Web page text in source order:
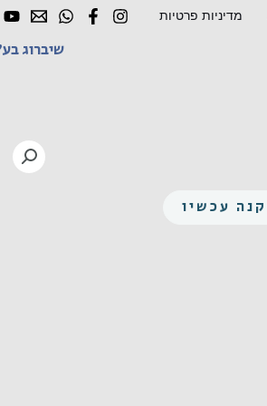
מדיניות פרטיות
שיברוג
קנה עכשיו